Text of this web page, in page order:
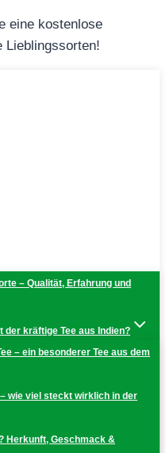
eine kostenlose
Lieblingssorten!
– Qualität, Erfahrung und
der kräftige Tee aus Indien?
– ein besonderer Tee aus dem
wie viel steckt wirklich in der
Herkunft, Geschmack &